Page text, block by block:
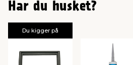
Har du husket?
Du kigger på